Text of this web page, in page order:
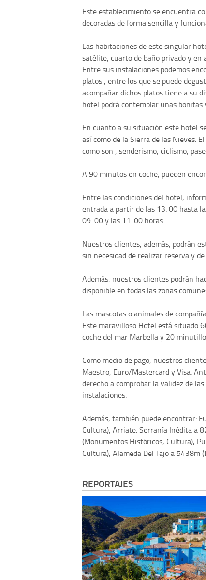
Este establecimiento se encuentra
decoradas de forma sencilla y
Las habitaciones de este singular
satélite, cuarto de baño privado y en
Entre sus instalaciones podemos
platos , entre los que se puede
acompañar dichos platos tiene a su
hotel podrá contemplar unas bonitas
En cuanto a su situación este hotel
así como de la Sierra de las Nieves.
como son , senderismo, ciclismo,
A 90 minutos en coche, pueden
Entre las condiciones del hotel,
entrada a partir de las 13. 00 hasta
09. 00 y las 11. 00 horas.
Nuestros clientes, además, podrán
sin necesidad de realizar reserva y
Además, nuestros clientes podrán
disponible en todas las zonas
Las mascotas o animales de
Este maravilloso Hotel está situado
coche del mar Marbella y 20
Como medio de pago, nuestros
Maestro, Euro/Mastercard y Visa.
derecho a comprobar la validez de
instalaciones.
Además, también puede encontrar:
Cultura), Arriate: Serranía Inédita a
(Monumentos Históricos, Cultura),
Cultura), Alameda Del Tajo a 5438m
REPORTAJES